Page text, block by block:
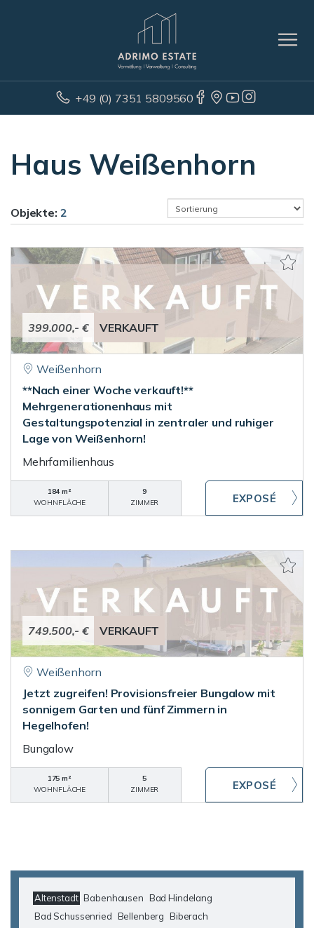
+49 (0) 7351 5809560
Haus Weißenhorn
Objekte: 2
399.000,- € VERKAUFT
Weißenhorn
**Nach einer Woche verkauft!**
Mehrgenerationenhaus mit
Gestaltungspotenzial in zentraler und ruhiger
Lage von Weißenhorn!
Mehrfamilienhaus
184 m²
WOHNFLÄCHE
9
ZIMMER
749.500,- € VERKAUFT
Weißenhorn
Jetzt zugreifen! Provisionsfreier Bungalow mit
sonnigem Garten und fünf Zimmern in
Hegelhofen!
Bungalow
175 m²
WOHNFLÄCHE
5
ZIMMER
Altenstadt Babenhausen Bad Hindelang
Bad Schussenried Bellenberg Biberach